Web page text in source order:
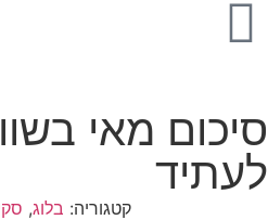
סיכום מאי
לעתיד
קטגוריה: בלוג,